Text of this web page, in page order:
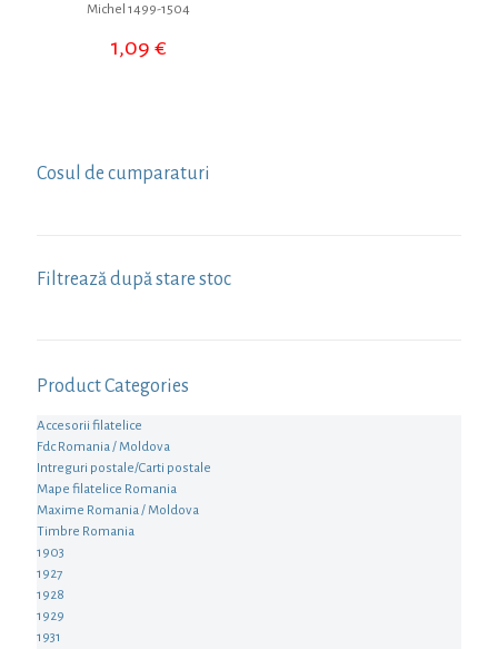
Michel 1499-1504
1,09€
Cosul de cumparaturi
Filtrează după stare stoc
Product Categories
Accesorii filatelice
Fdc Romania / Moldova
Intreguri postale/Carti postale
Mape filatelice Romania
Maxime Romania / Moldova
Timbre Romania
1903
1927
1928
1929
1931